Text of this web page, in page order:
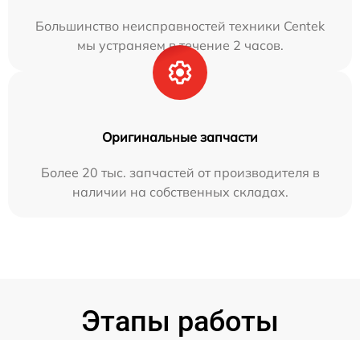
Большинство неисправностей техники Centek
мы устраняем в течение 2 часов.
Оригинальные запчасти
Более 20 тыс. запчастей от производителя в
наличии на собственных складах.
Этапы работы